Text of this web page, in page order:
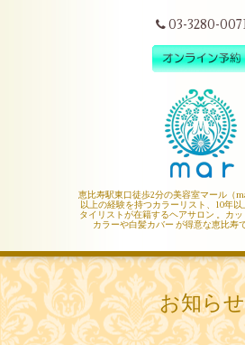
03-3280-
恵比寿駅東口徒歩2分の美容室マール（
以上の経験を持つカラーリスト、10年
タイリストが在籍するヘアサロン 。カ
カラーや白髪カバー が得意な恵比寿
お知らせ